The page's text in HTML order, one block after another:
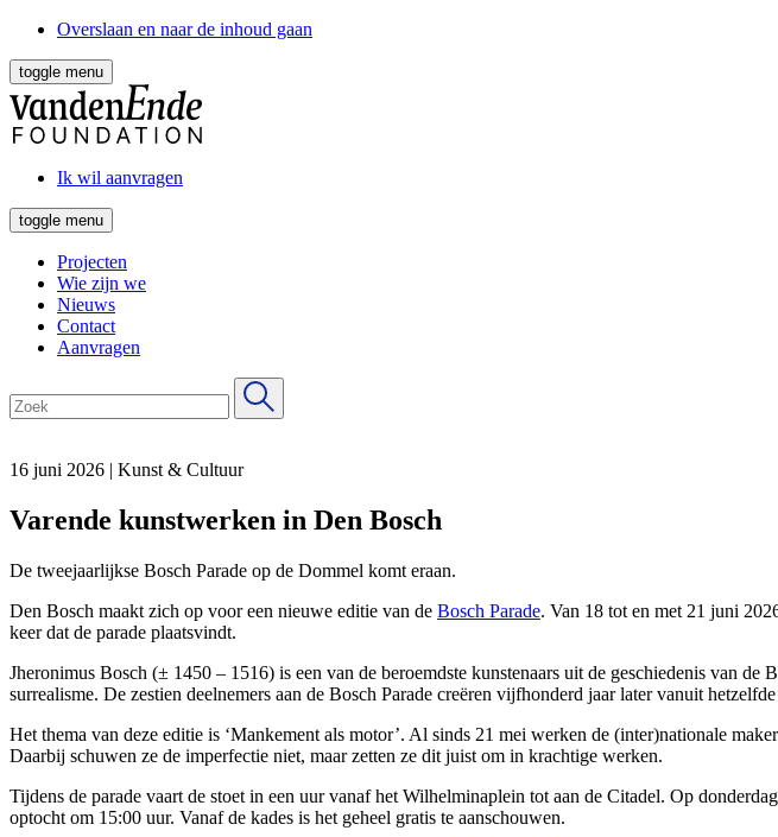
Overslaan en naar de inhoud gaan
toggle menu
Ik wil aanvragen
toggle menu
Projecten
Wie zijn we
Nieuws
Contact
Aanvragen
16 juni 2026 | Kunst & Cultuur
Varende kunstwerken in Den Bosch
De tweejaarlijkse Bosch Parade op de Dommel komt eraan.
Den Bosch maakt zich op voor een nieuwe editie van de Bosch Parade. Van 18 tot en met 21 juni
keer dat de parade plaatsvindt.
Jheronimus Bosch (± 1450 – 1516) is een van de beroemdste kunstenaars uit de geschiedenis van
surrealisme. De zestien deelnemers aan de Bosch Parade creëren vijfhonderd jaar later vanuit
Het thema van deze editie is ‘Mankement als motor’. Al sinds 21 mei werken de (inter)nationale
Daarbij schuwen ze de imperfectie niet, maar zetten ze dit juist om in krachtige werken.
Tijdens de parade vaart de stoet in een uur vanaf het Wilhelminaplein tot aan de Citadel. Op
optocht om 15:00 uur. Vanaf de kades is het geheel gratis te aanschouwen.